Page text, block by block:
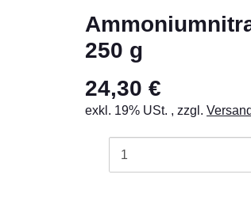
250 g
24,30 €
exkl. 19% USt. , zzgl. Versand